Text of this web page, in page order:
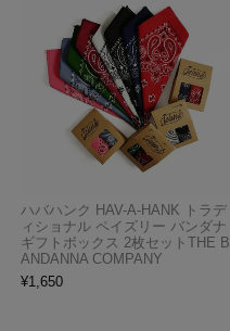
ハバハンク HAV-A-HANK トラデ
ィショナル ペイズリー バンダナ
ギフトボックス 2枚セットTHE B
ANDANNA COMPANY
¥1,650